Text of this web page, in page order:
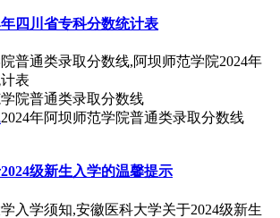
四川省专科分数统计表
普通类录取分数线,阿坝师范学院2024年
表
2024年阿坝师范学院普通类录取分数线
级新生入学的温馨提示
入学须知,安徽医科大学关于2024级新生